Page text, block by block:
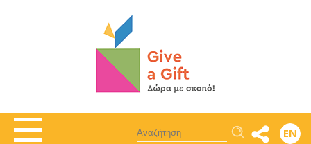
Αναζήτηση EN